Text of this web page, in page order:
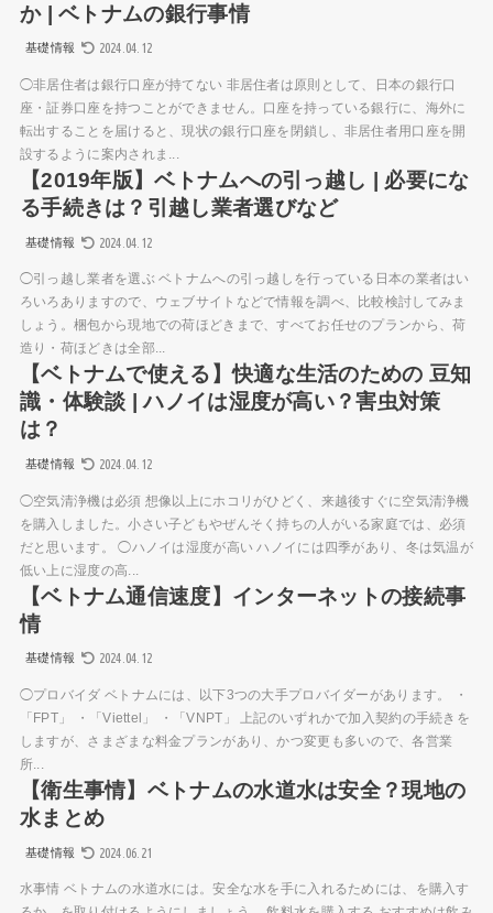
か | ベトナムの銀行事情
基礎情報 2024.04.12
◯非居住者は銀行口座が持てない 非居住者は原則として、日本の銀行口
座・証券口座を持つことができません。口座を持っている銀行に、海外に
転出することを届けると、現状の銀行口座を閉鎖し、非居住者用口座を開
設するように案内されま...
【2019年版】ベトナムへの引っ越し | 必要にな
る手続きは？引越し業者選びなど
基礎情報 2024.04.12
◯引っ越し業者を選ぶ ベトナムへの引っ越しを行っている日本の業者はい
ろいろありますので、ウェブサイトなどで情報を調べ、比較検討してみま
しょう。梱包から現地での荷ほどきまで、すべてお任せのプランから、荷
造り・荷ほどきは全部...
【ベトナムで使える】快適な生活のための 豆知
識・体験談 | ハノイは湿度が高い？害虫対策
は？
基礎情報 2024.04.12
◯空気清浄機は必須 想像以上にホコリがひどく、来越後すぐに空気清浄機
を購入しました。小さい子どもやぜんそく持ちの人がいる家庭では、必須
だと思います。 ◯ハノイは湿度が高い ハノイには四季があり、冬は気温が
低い上に湿度の高...
【ベトナム通信速度】インターネットの接続事
情
基礎情報 2024.04.12
◯プロバイダ ベトナムには、以下3つの大手プロバイダーがあります。 ・
「FPT」 ・「Viettel」 ・「VNPT」 上記のいずれかで加入契約の手続きを
しますが、さまざまな料金プランがあり、かつ変更も多いので、各営業
所...
【衛生事情】ベトナムの水道水は安全？現地の
水まとめ
基礎情報 2024.06.21
水事情 ベトナムの水道水には。安全な水を手に入れるためには、を購入す